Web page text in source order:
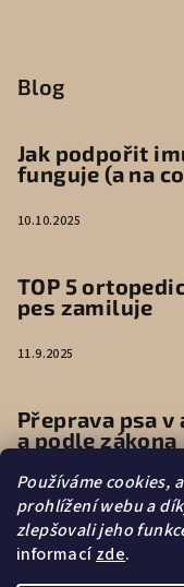
Používáme cookies,
prohlížení webu a
zlepšovali jeho
informacízde.
Blog
Jak podpořit
funguje (a na
10.10.2025
TOP 5
pes zamiluje
11.9.2025
Přeprava psa v
a podle zákona
9.6.2025